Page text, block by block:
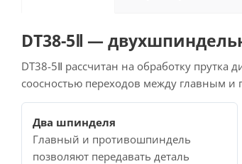
DT38-5Ⅱ —
DT38-5Ⅱ рассчитан на обработку
соосностью переходов между главным
Два шпинделя
Главный и противошпиндель
позволяют передавать деталь